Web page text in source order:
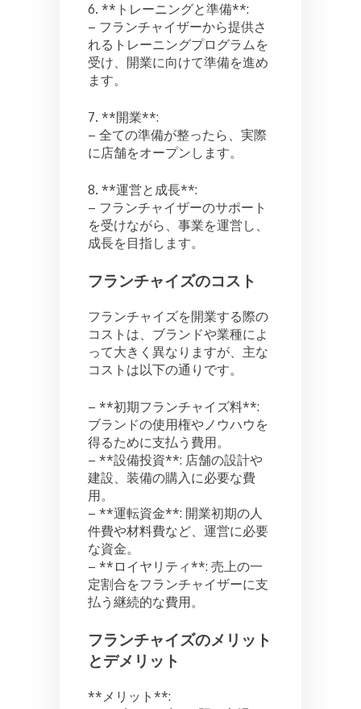
6. **トレーニングと準備**:
– フランチャイザーから提供さ
れるトレーニングプログラムを
受け、開業に向けて準備を進め
ます。
7. **開業**:
– 全ての準備が整ったら、実際
に店舗をオープンします。
8. **運営と成長**:
– フランチャイザーのサポート
を受けながら、事業を運営し、
成長を目指します。
フランチャイズのコスト
フランチャイズを開業する際の
コストは、ブランドや業種によ
って大きく異なりますが、主な
コストは以下の通りです。
– **初期フランチャイズ料**:
ブランドの使用権やノウハウを
得るために支払う費用。
– **設備投資**: 店舗の設計や
建設、装備の購入に必要な費
用。
– **運転資金**: 開業初期の人
件費や材料費など、運営に必要
な資金。
– **ロイヤリティ**: 売上の一
定割合をフランチャイザーに支
払う継続的な費用。
フランチャイズのメリット
とデメリット
**メリット**: